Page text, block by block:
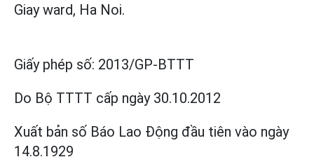
Giay ward, Ha Noi.
Giấy phép số: 2013/GP-BTTT
Do Bộ TTTT cấp ngày 30.10.2012
Xuất bản số Báo Lao Động đầu tiên vào ngày
14.8.1929